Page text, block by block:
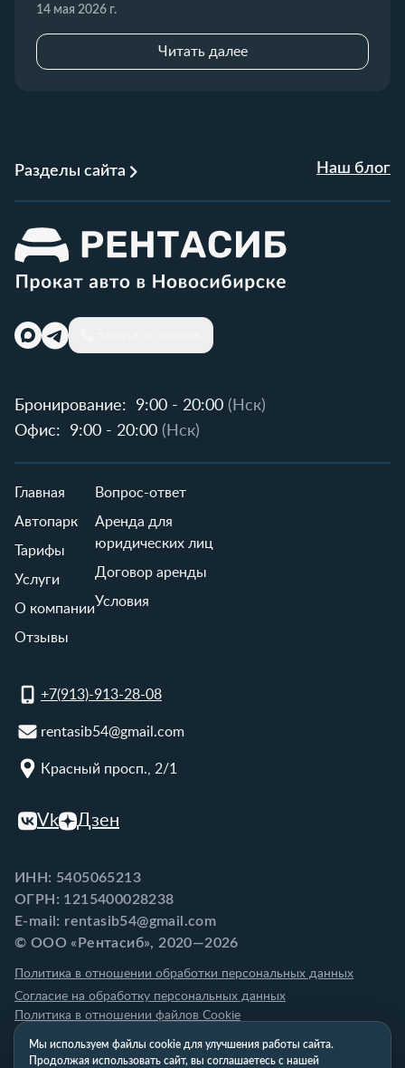
14 мая 2026 г.
Читать далее
Разделы сайта Наш блог
Бронирование: 9:00 - 20:00 (Нск)
Офис:
9:00 - 20:00 (Нск)
Главная
Автопарк
Тарифы
Услуги
О компании
Отзывы
Вопрос-ответ
Аренда для
юридических лиц
Договор аренды
Условия
+7(913)-913-28-08
rentasib54@gmail.com
Красный просп., 2/1
Vk Дзен
ИНН: 5405065213
ОГРН: 1215400028238
E-mail: rentasib54@gmail.com
© ООО «Рентасиб», 2020—2026
Политика в отношении обработки персональных данных
Согласие на обработку персональных данных
Политика в отношении файлов Cookie
Мы используем файлы cookie для улучшения работы сайта.
Продолжая использовать сайт, вы соглашаетесь с нашей